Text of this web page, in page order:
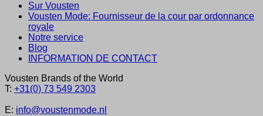
Sur Vousten
Vousten Mode: Fournisseur de la cour par ordonnance
royale
Notre service
Blog
INFORMATION DE CONTACT
Vousten Brands of the World
T: +31(0) 73 549 2303
E: info@voustenmode.nl